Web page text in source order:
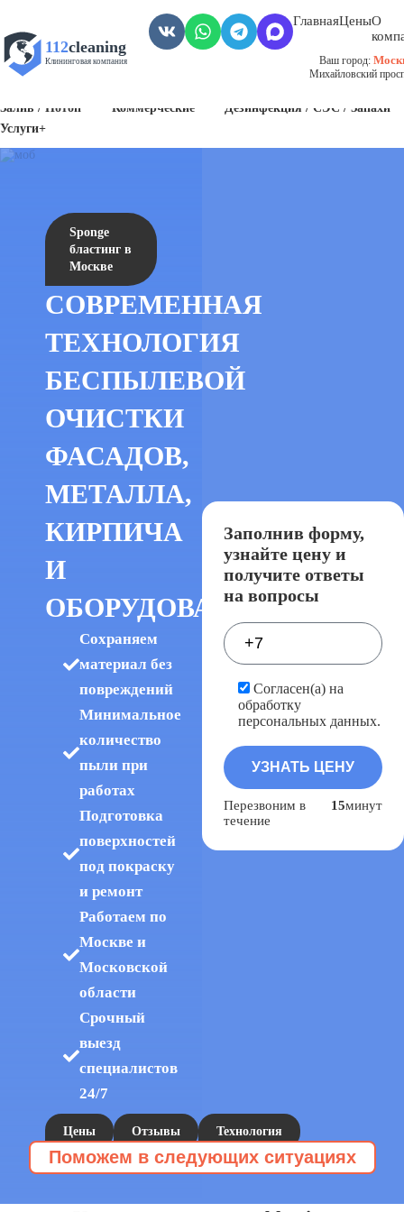
112cleaning
Клининговая компания
ГлавнаяЦеныО
Ваш город:
Михайловский
Залив / Потоп
Коммерческие
Дезинфекция / СЭС / Запахи
Услуги+
Sponge
бластинг в
Москве
СОВРЕМЕННАЯ
ТЕХНОЛОГИЯ
БЕСПЫЛЕВОЙ
ОЧИСТКИ
ФАСАДОВ,
МЕТАЛЛА,
КИРПИЧА
И
ОБОРУДОВАНИЯ
Сохраняем
материал без
повреждений
Минимальное
количество
пыли при
работах
Подготовка
поверхностей
под покраску
и ремонт
Работаем по
Москве и
Московской
области
Срочный
выезд
специалистов
24/7
Цены Отзывы Технология
Заполнив форму,
узнайте цену и
получите ответы
на вопросы
Согласен(а) на
обработку
персональных данных.
Перезвоним в
течение
15минут
Поможем в следующих ситуациях